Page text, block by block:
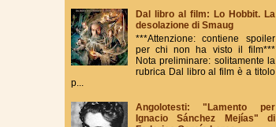
Dal libro al film: Lo Hobbit. La
desolazione di Smaug
***Attenzione: contiene spoiler
per chi non ha visto il film***
Nota preliminare: solitamente la
rubrica Dal libro al film è a titolo
p...
Angolotesti: "Lamento per
Ignacio Sánchez Mejías" di